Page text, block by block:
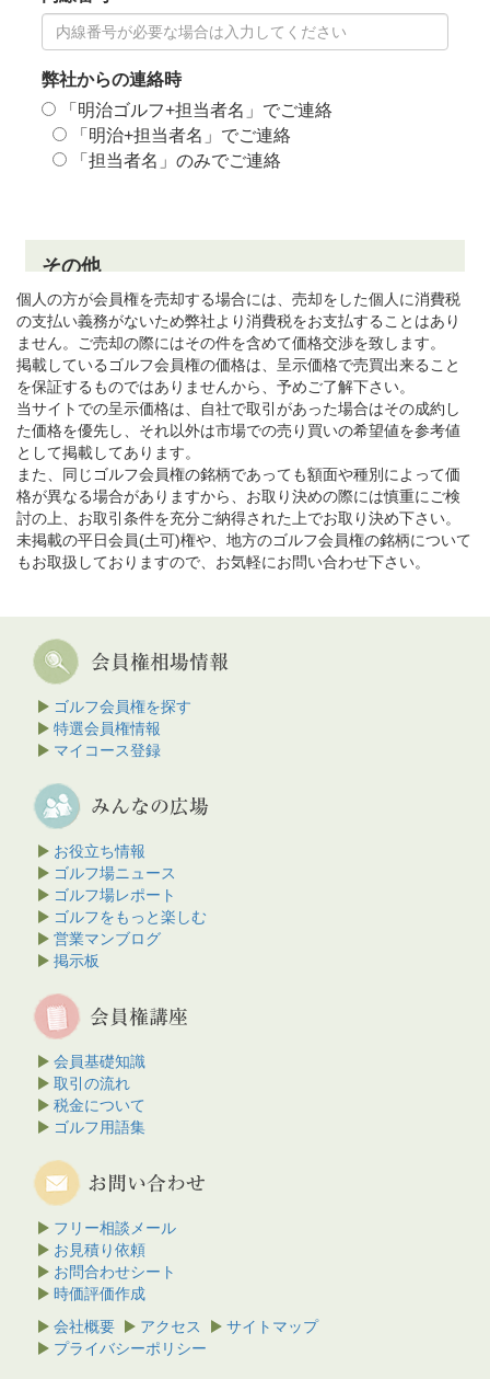
個人の方が会員権を売却する場合には、売却をした個人に消費税
の支払い義務がないため弊社より消費税をお支払することはあり
ません。ご売却の際にはその件を含めて価格交渉を致します。
掲載しているゴルフ会員権の価格は、呈示価格で売買出来ること
を保証するものではありませんから、予めご了解下さい。
当サイトでの呈示価格は、自社で取引があった場合はその成約し
た価格を優先し、それ以外は市場での売り買いの希望値を参考値
として掲載してあります。
また、同じゴルフ会員権の銘柄であっても額面や種別によって価
格が異なる場合がありますから、お取り決めの際には慎重にご検
討の上、お取引条件を充分ご納得された上でお取り決め下さい。
未掲載の平日会員(土可)権や、地方のゴルフ会員権の銘柄について
もお取扱しておりますので、お気軽にお問い合わせ下さい。
ゴルフ会員権を探す
特選会員権情報
マイコース登録
お役立ち情報
ゴルフ場ニュース
ゴルフ場レポート
ゴルフをもっと楽しむ
営業マンブログ
掲示板
会員基礎知識
取引の流れ
税金について
ゴルフ用語集
フリー相談メール
お見積り依頼
お問合わせシート
時価評価作成
会社概要
アクセス
サイトマップ
プライバシーポリシー